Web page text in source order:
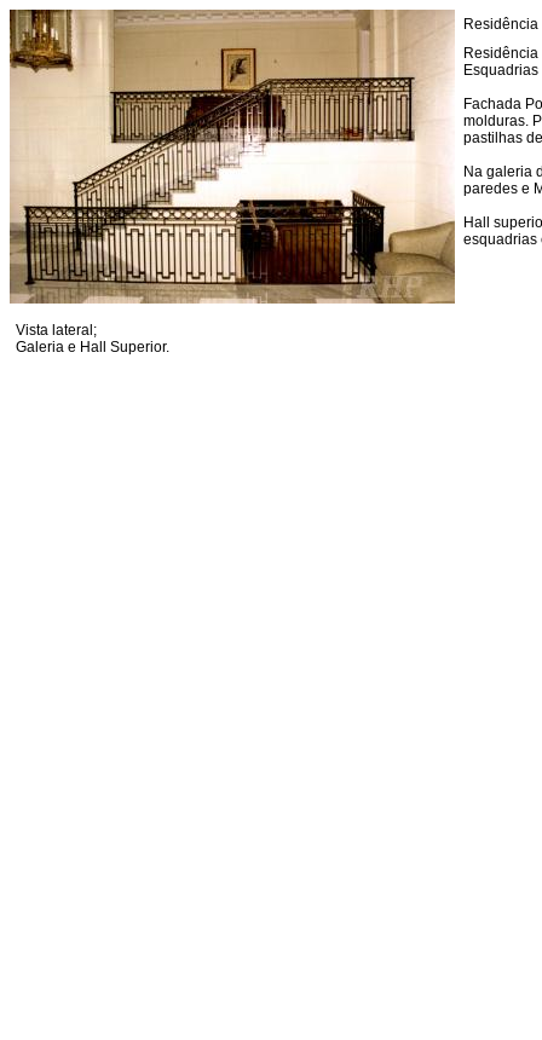
Residência
Fachada
molduras.
pastilhas
Na galeria
paredes e
Hall
esquadrias
Vista lateral;
Galeria e Hall Superior.